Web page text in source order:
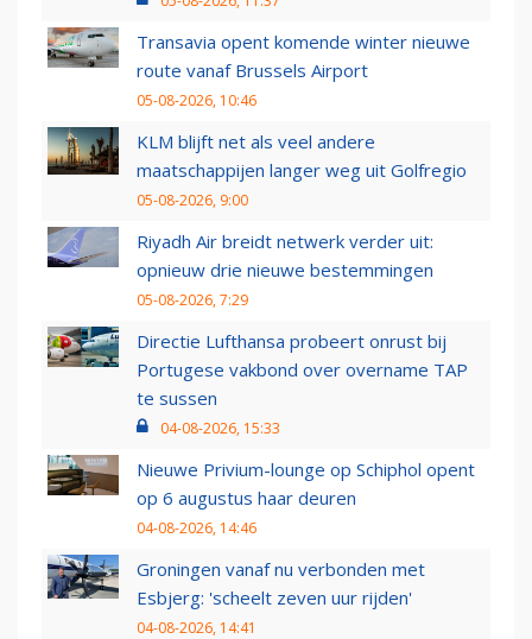
Transavia opent komende winter nieuwe
route vanaf Brussels Airport
05-08-2026, 10:46
KLM blijft net als veel andere
maatschappijen langer weg uit Golfregio
05-08-2026, 9:00
Riyadh Air breidt netwerk verder uit:
opnieuw drie nieuwe bestemmingen
05-08-2026, 7:29
Directie Lufthansa probeert onrust bij
Portugese vakbond over overname TAP
te sussen
04-08-2026, 15:33
Nieuwe Privium-lounge op Schiphol opent
op 6 augustus haar deuren
04-08-2026, 14:46
Groningen vanaf nu verbonden met
Esbjerg: 'scheelt zeven uur rijden'
04-08-2026, 14:41